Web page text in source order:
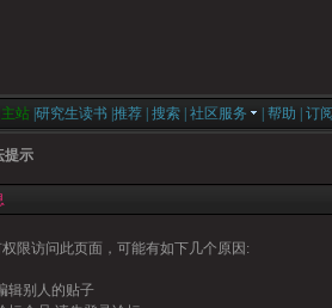
站 研究生读书 推荐 搜索 社区服务 帮助 订
提示
限访问此页面，可能有如下几个原因:
辑别人的贴子